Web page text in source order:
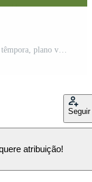
Seguir
atribuição!